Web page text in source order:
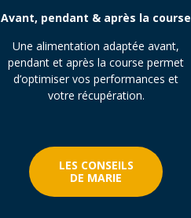
Avant, pendant & après la course
Une alimentation adaptée avant,
pendant et après la course permet
d’optimiser vos performances et
votre récupération.
LES CONSEILS
DE MARIE